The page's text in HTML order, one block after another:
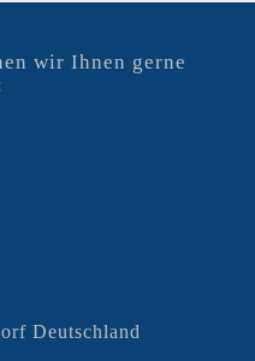
wir Ihnen gerne
Deutschland